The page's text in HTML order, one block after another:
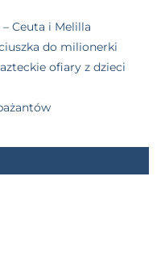
Ceuta i Melilla
do milionerki
ofiary z dzieci